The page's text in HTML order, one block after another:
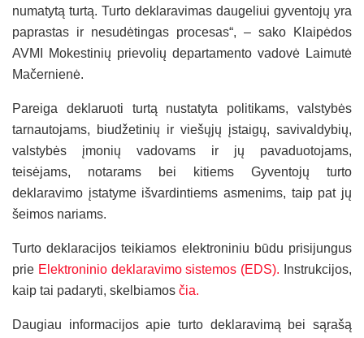
numatytą turtą. Turto deklaravimas daugeliui gyventojų yra
paprastas ir nesudėtingas procesas“, – sako Klaipėdos
AVMI Mokestinių prievolių departamento vadovė Laimutė
Mačernienė.
Pareiga deklaruoti turtą nustatyta politikams, valstybės
tarnautojams, biudžetinių ir viešųjų įstaigų, savivaldybių,
valstybės įmonių vadovams ir jų pavaduotojams,
teisėjams, notarams bei kitiems Gyventojų turto
deklaravimo įstatyme išvardintiems asmenims, taip pat jų
šeimos nariams.
Turto deklaracijos teikiamos elektroniniu būdu prisijungus
prie Elektroninio deklaravimo sistemos (EDS). Instrukcijos,
kaip tai padaryti, skelbiamos čia.
Daugiau informacijos apie turto deklaravimą bei sąrašą